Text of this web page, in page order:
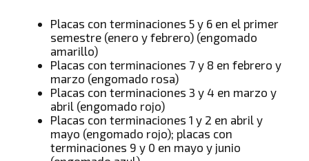
Placas con terminaciones 5 y 6 en el primer
semestre (enero y febrero) (engomado
amarillo)
Placas con terminaciones 7 y 8 en febrero y
marzo (engomado rosa)
Placas con terminaciones 3 y 4 en marzo y
abril (engomado rojo)
Placas con terminaciones 1 y 2 en abril y
mayo (engomado rojo); placas con
terminaciones 9 y 0 en mayo y junio